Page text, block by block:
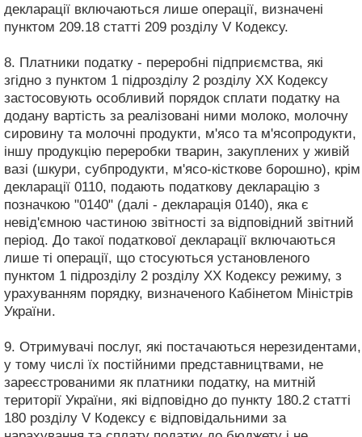
декларації включаються лише операції, визначені
пунктом 209.18 статті 209 розділу V Кодексу.
8. Платники податку - переробні підприємства, які
згідно з пунктом 1 підрозділу 2 розділу XX Кодексу
застосовують особливий порядок сплати податку на
додану вартість за реалізовані ними молоко, молочну
сировину та молочні продукти, м'ясо та м'ясопродукти,
іншу продукцію переробки тварин, закуплених у живій
вазі (шкури, субпродукти, м'ясо-кісткове борошно), крім
декларації 0110, подають податкову декларацію з
позначкою "0140" (далі - декларація 0140), яка є
невід'ємною частиною звітності за відповідний звітний
період. До такої податкової декларації включаються
лише ті операції, що стосуються установленого
пунктом 1 підрозділу 2 розділу XX Кодексу режиму, з
урахуванням порядку, визначеного Кабінетом Міністрів
України.
9. Отримувачі послуг, які постачаються нерезидентами,
у тому числі їх постійними представництвами, не
зареєстрованими як платники податку, на митній
території України, які відповідно до пункту 180.2 статті
180 розділу V Кодексу є відповідальними за